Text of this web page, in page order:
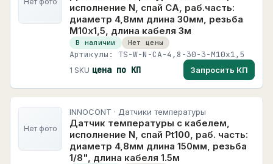
исполнение N, спай CA, раб.часть:
диаметр 4,8мм длина 30мм, резьба
М10х1,5, длина кабеля 3м
В наличии Нет цены
Артикулы: TS-W-N-CA-4,8-30-3-M10x1,5
1 SKU цена по КП Запросить КП
Нет фото
INNOCONT · Датчики температуры
Датчик температуры с кабелем,
исполнение N, спай Pt100, раб. часть:
диаметр 4,8мм длина 150мм, резьба
1/8", длина кабеля 1.5м